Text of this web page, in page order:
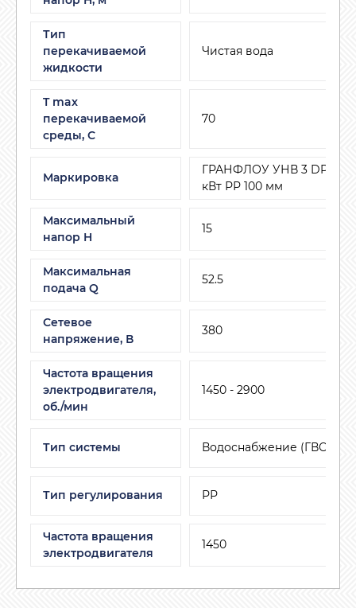
Тип
перекачиваемой
жидкости
Чистая вода
T max
перекачиваемой
среды, С
70
Маркировка
ГРАНФЛОУ УНВ 3 DPV 25/
кВт РР 100 мм
Максимальный
напор H
15
Максимальная
подача Q
52.5
Сетевое
напряжение, В
380
Частота вращения
электродвигателя,
об./мин
1450 - 2900
Тип системы Водоснабжение (ГВС,
Тип регулирования РР
Частота вращения
электродвигателя
1450